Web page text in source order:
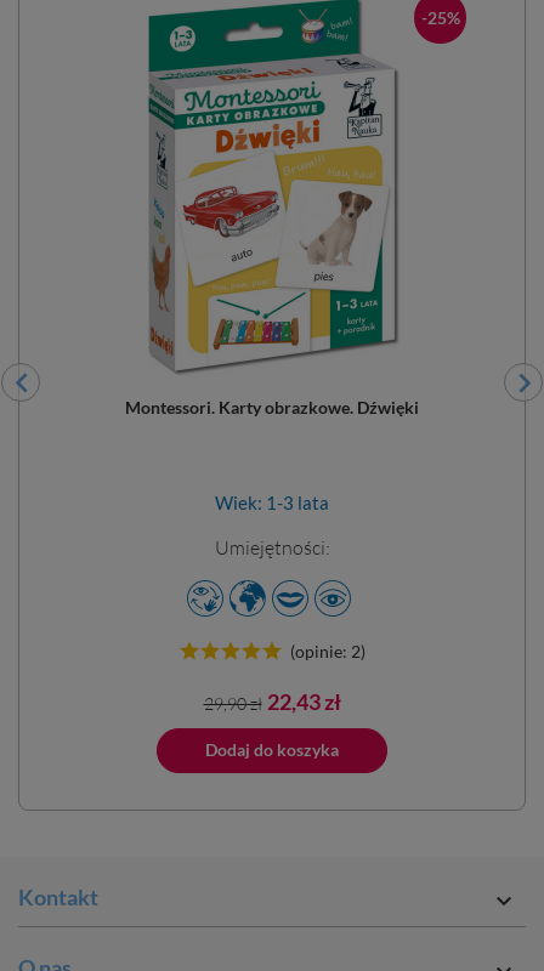
-25%
Montessori. Karty obrazkowe. Dźwięki
Wiek: 1-3 lata
Umiejętności:
(opinie: 2)
Cena
podstawowa
29,90 zł Cena
22,43 zł
Dodaj do koszyka
Kontakt 